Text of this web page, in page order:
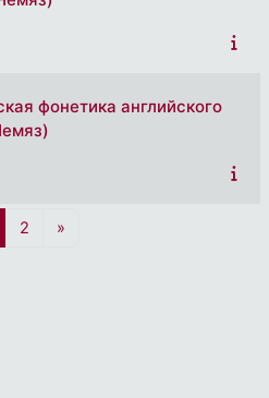
фонетика английского
2 页 2»